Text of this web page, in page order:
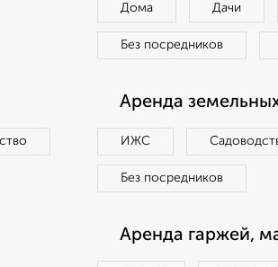
Дома Дачи
Без посредников
Аренда
ИЖС
Без посредников
Аренда гаржей,